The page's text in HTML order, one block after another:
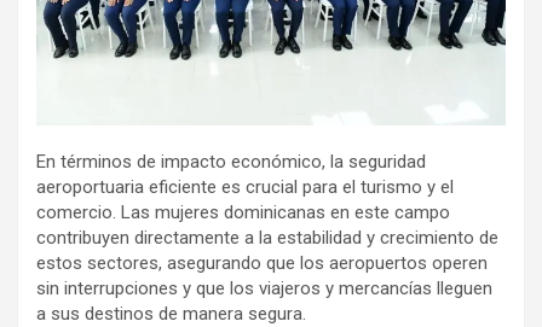
En términos de impacto económico, la seguridad
aeroportuaria eficiente es crucial para el turismo y el
comercio. Las mujeres dominicanas en este campo
contribuyen directamente a la estabilidad y crecimiento de
estos sectores, asegurando que los aeropuertos operen
sin interrupciones y que los viajeros y mercancías lleguen
a sus destinos de manera segura.